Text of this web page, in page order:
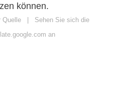
können.
Quelle | Sehen Sie sich die
an